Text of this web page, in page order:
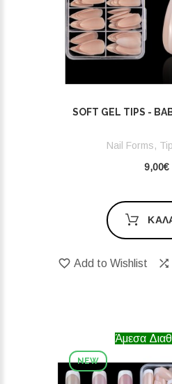
SOFT GEL TIPS -
Nail Forms,
9,00€
Add to Wishlist
Άμεσα
NEW